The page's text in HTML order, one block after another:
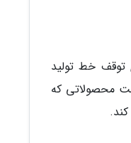
توقف خط تولید
محصولاتی که